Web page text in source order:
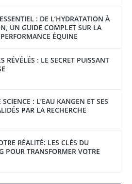
: DE L’HYDRATATION À
UN GUIDE COMPLET SUR LA
ÉQUINE
RÉVÉLÉS : LE SECRET PUISSANT
SCIENCE : L’EAU KANGEN ET SES
PAR LA RECHERCHE
RÉALITÉ: LES CLÉS DU
POUR TRANSFORMER VOTRE